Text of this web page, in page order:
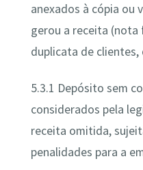
anexados à cópia ou
gerou a receita (nota
duplicata de clientes,
5.3.1 Depósito sem
considerados pela
receita omitida,
penalidades para a